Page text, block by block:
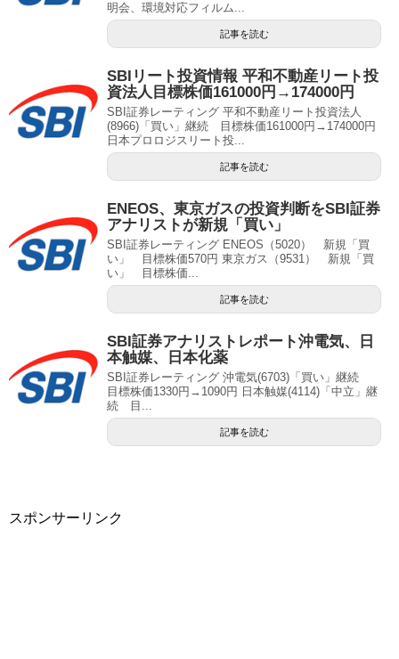
明会、環境対応フィルム...
記事を読む
SBIリート投資情報 平和不動産リート投
資法人目標株価161000円→174000円
SBI証券レーティング 平和不動産リート投資法人
(8966)「買い」継続 目標株価161000円→174000円
日本プロロジスリート投...
記事を読む
ENEOS、東京ガスの投資判断をSBI証券
アナリストが新規「買い」
SBI証券レーティング ENEOS（5020） 新規「買
い」 目標株価570円 東京ガス（9531） 新規「買
い」 目標株価...
記事を読む
SBI証券アナリストレポート沖電気、日
本触媒、日本化薬
SBI証券レーティング 沖電気(6703)「買い」継続
目標株価1330円→1090円 日本触媒(4114)「中立」継
続 目...
記事を読む
スポンサーリンク